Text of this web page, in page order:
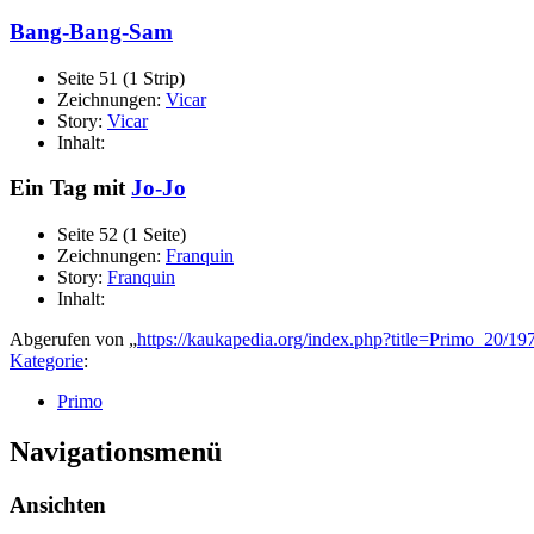
Bang-Bang-Sam
Seite 51 (1 Strip)
Zeichnungen: Vicar
Story: Vicar
Inhalt:
Ein Tag mitJo-Jo
Seite 52 (1 Seite)
Zeichnungen: Franquin
Story: Franquin
Inhalt:
Abgerufen von „https://kaukapedia.org/index.php?title=Primo_20/
Kategorie:
Primo
Navigationsmenü
Ansichten